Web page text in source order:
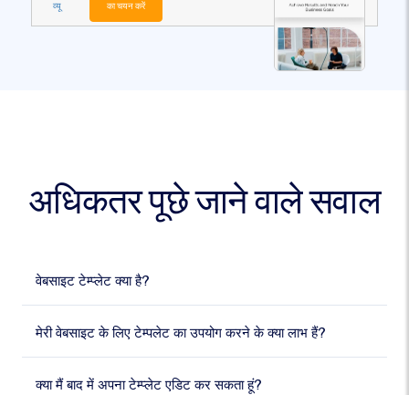
व्यू का चयन करें
अधिकतर पूछे जाने वाले सवाल
वेबसाइट टेम्प्लेट क्या है?
मेरी वेबसाइट के लिए टेम्पलेट का उपयोग करने के क्या लाभ हैं?
क्या मैं बाद में अपना टेम्प्लेट एडिट कर सकता हूं?